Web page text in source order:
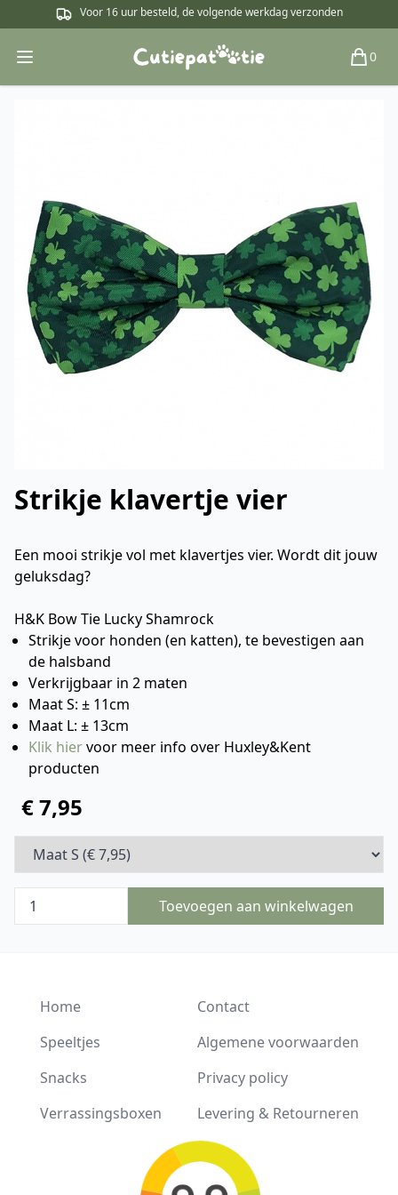
Voor 16 uur besteld, de volgende werkdag verzonden
Open main menu 0
Strikje klavertje vier
Een mooi strikje vol met klavertjes vier. Wordt dit jouw
geluksdag?
H&K Bow Tie Lucky Shamrock
Strikje voor honden (en katten), te bevestigen aan
de halsband
Verkrijgbaar in 2 maten
Maat S: ± 11cm
Maat L: ± 13cm
Klik hiervoor meer info over Huxley&Kent
producten
€ 7,95
Toevoegen aan winkelwagen
Home
Speeltjes
Snacks
Verrassingsboxen
Contact
Algemene voorwaarden
Privacy policy
Levering & Retourneren